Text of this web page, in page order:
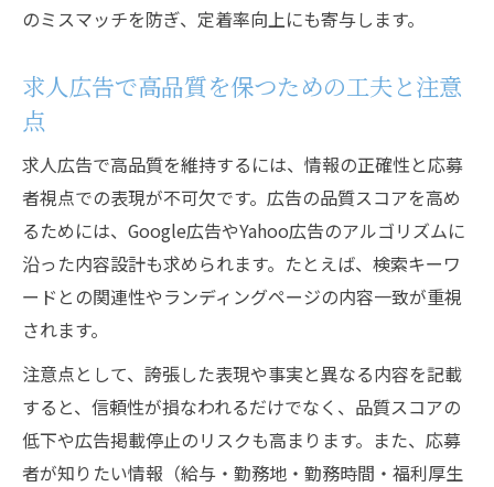
のミスマッチを防ぎ、定着率向上にも寄与します。
求人広告で高品質を保つための工夫と注意
点
求人広告で高品質を維持するには、情報の正確性と応募
者視点での表現が不可欠です。広告の品質スコアを高め
るためには、Google広告やYahoo広告のアルゴリズムに
沿った内容設計も求められます。たとえば、検索キーワ
ードとの関連性やランディングページの内容一致が重視
されます。
注意点として、誇張した表現や事実と異なる内容を記載
すると、信頼性が損なわれるだけでなく、品質スコアの
低下や広告掲載停止のリスクも高まります。また、応募
者が知りたい情報（給与・勤務地・勤務時間・福利厚生